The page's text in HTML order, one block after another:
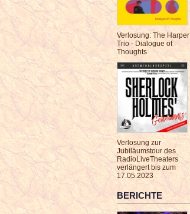
Verlosung: The Harper
Trio - Dialogue of
Thoughts
Verlosung zur
Jubiläumstour des
RadioLiveTheaters
verlängert bis zum
17.05.2023
BERICHTE